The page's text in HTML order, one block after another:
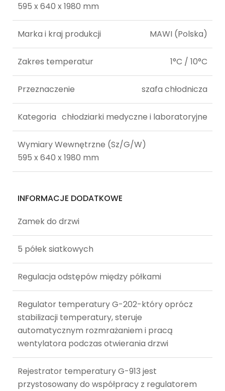
595 x 640 x 1980 mm
Marka i kraj produkcji MAWI (Polska)
Zakres temperatur 1°C / 10°C
Przeznaczenie szafa chłodnicza
Kategoria chłodziarki medyczne i laboratoryjne
Wymiary Wewnętrzne (Sz/G/W)
595 x 640 x 1980 mm
INFORMACJE DODATKOWE
Zamek do drzwi
5 półek siatkowych
Regulacja odstępów między półkami
Regulator temperatury G-202-który oprócz
stabilizacji temperatury, steruje
automatycznym rozmrażaniem i pracą
wentylatora podczas otwierania drzwi
Rejestrator temperatury G-913 jest
przystosowany do współpracy z regulatorem